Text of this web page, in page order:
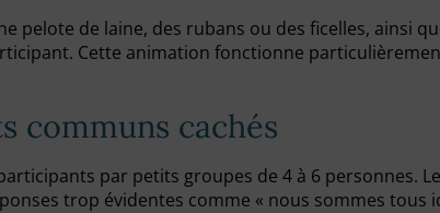
pelote de laine, des rubans ou des ficelles, ainsi
Cette animation fonctionne
communs cachés
par petits groupes de 4 à 6
trop évidentes comme « nous sommes tous